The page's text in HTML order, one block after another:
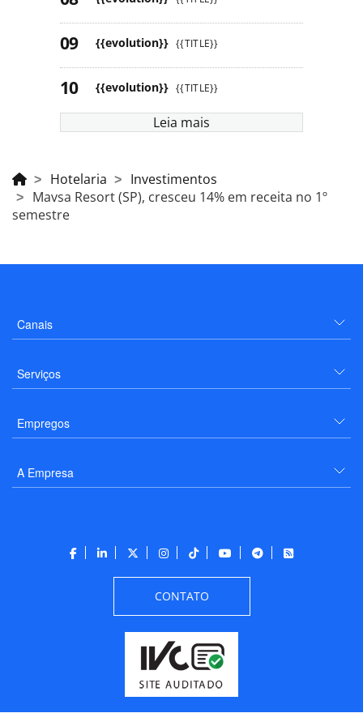
{{evolution}} {{TITLE}}
{{evolution}} {{TITLE}}
Leia mais
Hotelaria
Investimentos
Mavsa Resort (SP), cresceu 14% em receita no 1º
semestre
Canais
Serviços
Empregos
A Empresa
CONTATO